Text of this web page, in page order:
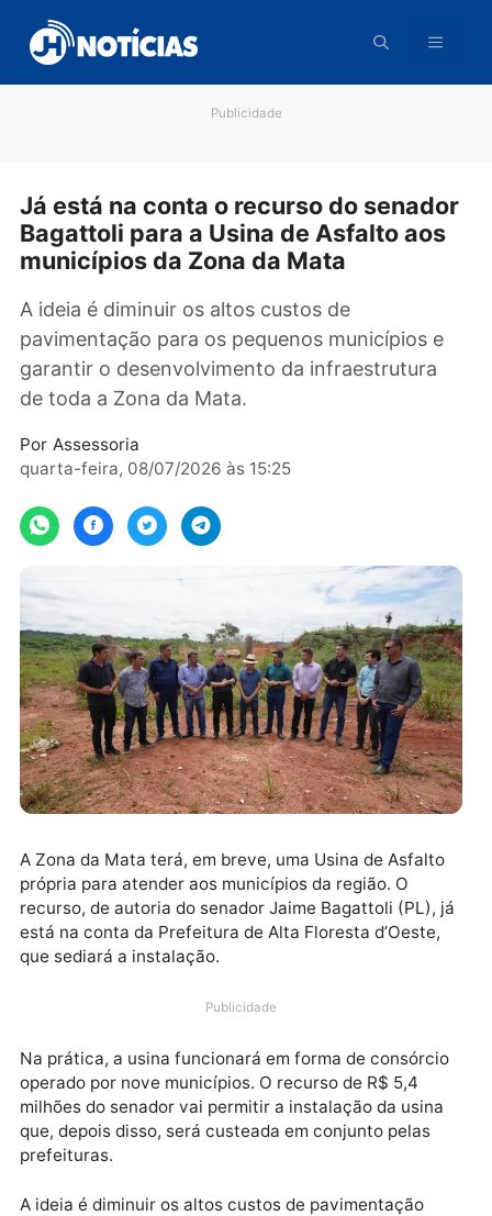
para
conteúdo
Já está na conta o recurso do
Bagattoli para a Usina de Asfalto
A ideia é diminuir os altos custos de
pavimentação para os pequenos municípios e
garantir o desenvolvimento da infraestrutura
de toda a Zona da Mata.
quarta-feira, 08/07/2026 às 15:25
A Zona da Mata terá, em breve, uma Usina de
recurso, de autoria do senador Jaime Bagattoli (PL),
que sediará a instalação.
Publicidade
operado por nove municípios. O recurso de R$ 5,4